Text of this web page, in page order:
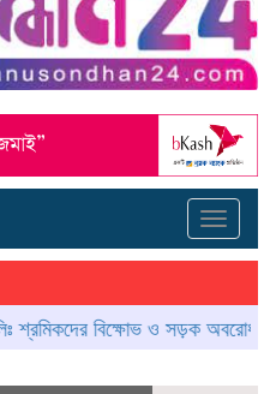
Toggle
বিক্ষোভ ও সড়ক অবরোধ